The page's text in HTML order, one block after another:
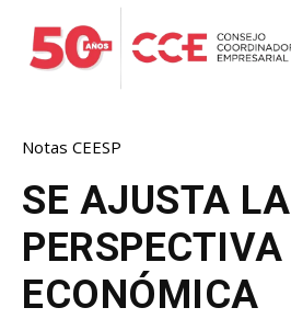
Notas CEESP
SE AJUSTA LA
PERSPECTIVA
ECONÓMICA